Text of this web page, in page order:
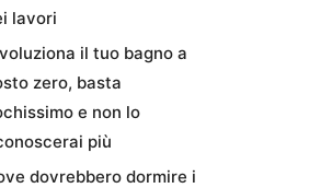
lavori
il tuo bagno a
zero, basta
e non lo
più
dovrebbero dormire i